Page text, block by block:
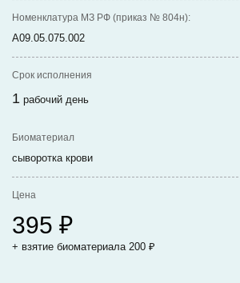
Номенклатура МЗ РФ (приказ № 804н):
A09.05.075.002
Срок исполнения
1 рабочий день
Биоматериал
сыворотка крови
Цена
395 ₽
+ взятие биоматериала 200 ₽